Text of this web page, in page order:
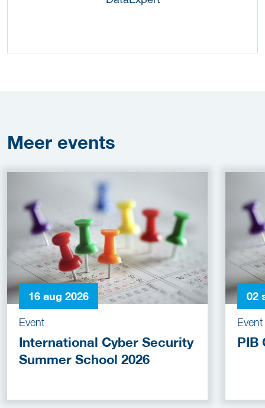
Meer events
16 aug 2026
Event
International Cyber Security
Summer School 2026
02
Event
PIB